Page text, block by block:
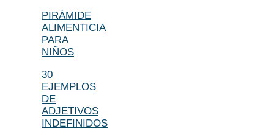
PIRÁMIDE
ALIMENTICIA
PARA
NIÑOS
30
EJEMPLOS
DE
ADJETIVOS
INDEFINIDOS